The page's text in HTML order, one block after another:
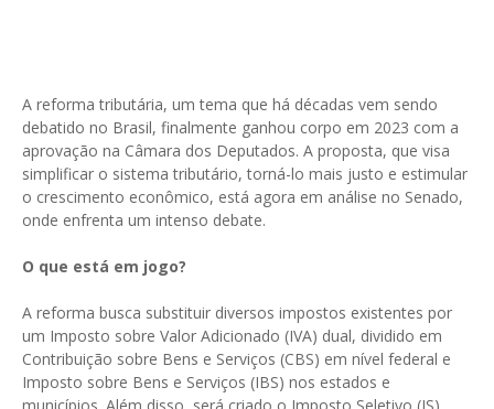
A reforma tributária, um tema que há décadas vem sendo
debatido no Brasil, finalmente ganhou corpo em 2023 com a
aprovação na Câmara dos Deputados. A proposta, que visa
simplificar o sistema tributário, torná-lo mais justo e estimular
o crescimento econômico, está agora em análise no Senado,
onde enfrenta um intenso debate.
O que está em jogo?
A reforma busca substituir diversos impostos existentes por
um Imposto sobre Valor Adicionado (IVA) dual, dividido em
Contribuição sobre Bens e Serviços (CBS) em nível federal e
Imposto sobre Bens e Serviços (IBS) nos estados e